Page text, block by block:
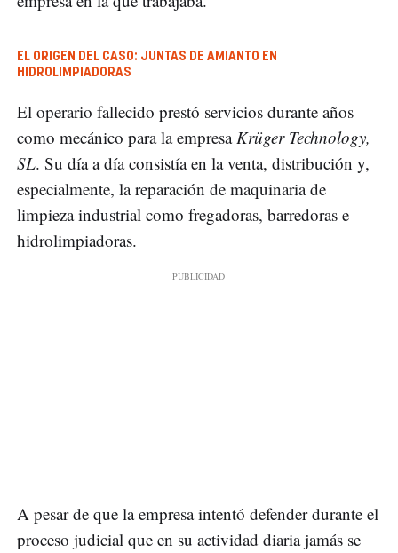
EL ORIGEN DEL CASO: JUNTAS DE AMIANTO EN
HIDROLIMPIADORAS
El operario fallecido prestó servicios durante años
como mecánico para la empresaKrüger Technology,
SL. Su día a día consistía en la venta, distribución y,
especialmente, la reparación de maquinaria de
limpieza industrial como fregadoras, barredoras e
hidrolimpiadoras.
A pesar de que la empresa intentó defender durante el
proceso judicial que en su actividad diaria jamás se